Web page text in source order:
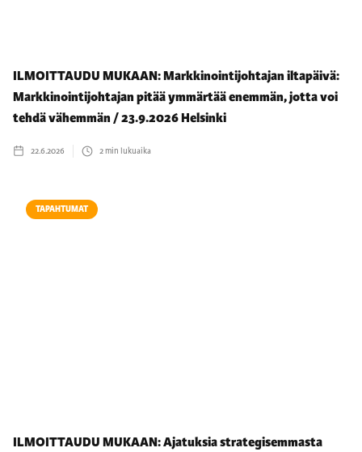
ILMOITTAUDU MUKAAN: Markkinointijohtajan iltapäivä:
Markkinointijohtajan pitää ymmärtää enemmän, jotta voi
tehdä vähemmän / 23.9.2026 Helsinki
22.6.2026 2min lukuaika
TAPAHTUMAT
ILMOITTAUDU MUKAAN: Ajatuksia strategisemmasta